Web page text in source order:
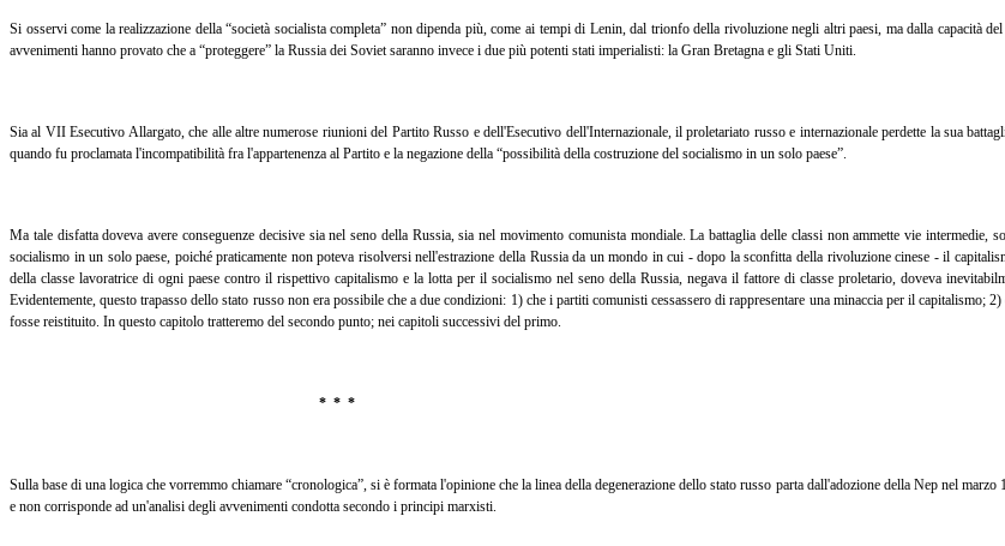
Si osservi come la realizzazione della “società socialista completa” non dipenda più, come ai tempi di Lenin, dal trionfo della rivoluzione negli altri paesi, ma dalla capacità
avvenimenti hanno provato che a “proteggere” la Russia dei Soviet saranno invece i due più potenti stati imperialisti: la Gran Bretagna e gli Stati Uniti.
Sia al VII Esecutivo Allargato, che alle altre numerose riunioni del Partito Russo e dell'Esecutivo dell'Internazionale, il proletariato russo e internazionale perdette la sua
quando fu proclamata l'incompatibilità fra l'appartenenza al Partito e la negazione della “possibilità della costruzione del socialismo in un solo paese”.
Ma tale disfatta doveva avere conseguenze decisive sia nel seno della Russia, sia nel movimento comunista mondiale. La battaglia delle classi non ammette vie
socialismo in un solo paese, poiché praticamente non poteva risolversi nell'estrazione della Russia da un mondo in cui - dopo la sconfitta della rivoluzione cinese - il
della classe lavoratrice di ogni paese contro il rispettivo capitalismo e la lotta per il socialismo nel seno della Russia, negava il fattore di classe proletario, doveva
Evidentemente, questo trapasso dello stato russo non era possibile che a due condizioni: 1) che i partiti comunisti cessassero di rappresentare una minaccia per il
fosse reistituito. In questo capitolo tratteremo del secondo punto; nei capitoli successivi del primo.
* * *
Sulla base di una logica che vorremmo chiamare “cronologica”, si è formata l'opinione che la linea della degenerazione dello stato russo parta dall'adozione della Nep nel
e non corrisponde ad un'analisi degli avvenimenti condotta secondo i principi marxisti.